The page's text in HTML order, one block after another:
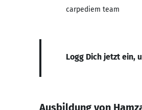
carpediem team
Logg Dich jetzt ein,
Ausbildung von